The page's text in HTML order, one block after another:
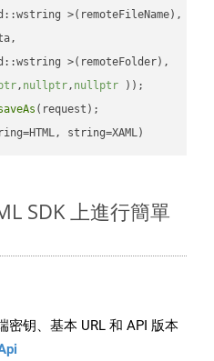
>(remoteFileName),
>(remoteFolder),
, nullptr, nullptr ))
(request);
string=XAML)
SDK 上進行簡單
密钥、基本 URL 和 API 版本